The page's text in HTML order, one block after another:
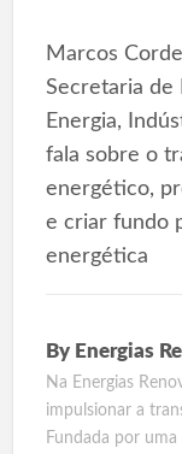
Marcos
Secretaria de
Energia,
fala sobre o
energético,
e criar fundo
energética
By Energias
Na Energias
impulsionar a
Fundada por uma